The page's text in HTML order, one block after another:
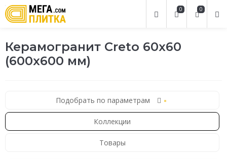
0
0
Керамогранит Creto 60x60
(600x600 мм)
Подобрать по параметрам
Коллекции
Товары